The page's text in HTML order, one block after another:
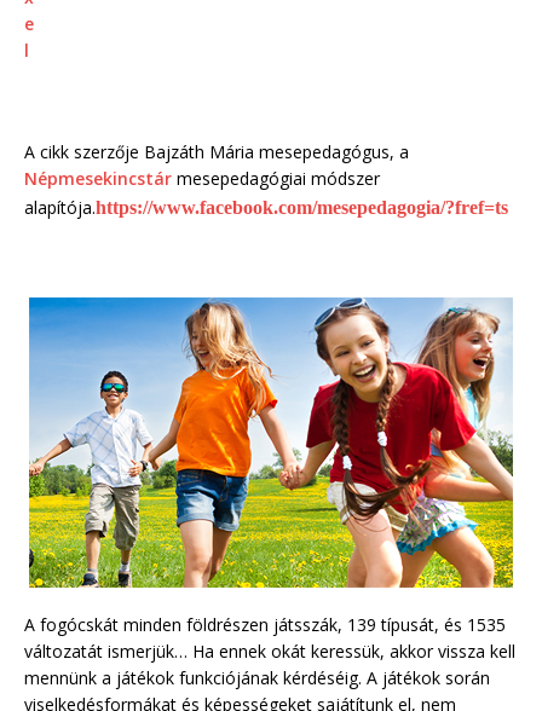
A cikk szerzője Bajzáth Mária mesepedagógus, a
Népmesekincstár mesepedagógiai módszer
alapítója.https://www.facebook.com/mesepedagogia/?fref=ts
A fogócskát minden földrészen játsszák, 139 típusát, és 1535
változatát ismerjük… Ha ennek okát keressük, akkor vissza kell
mennünk a játékok funkciójának kérdéséig. A játékok során
viselkedésformákat és képességeket sajátítunk el, nem